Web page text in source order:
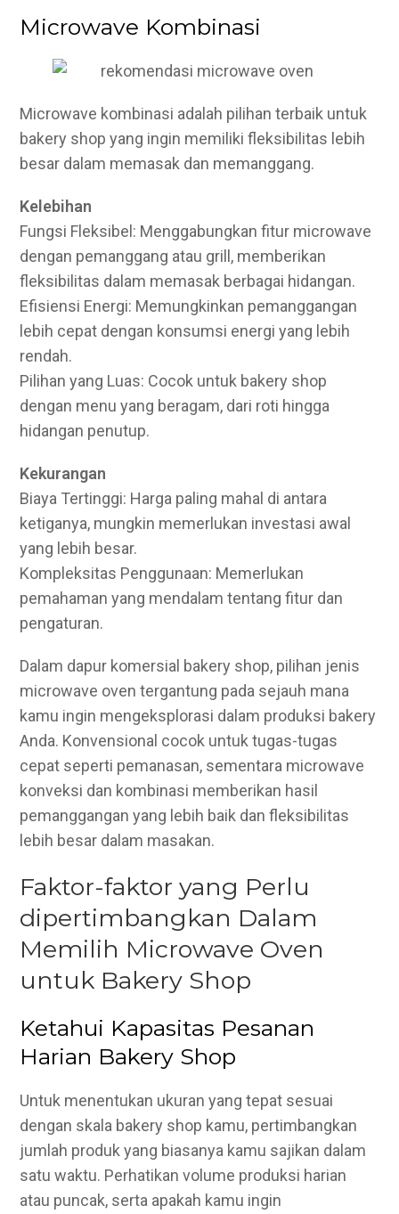
Microwave Kombinasi
Microwave kombinasi adalah pilihan terbaik untuk
bakery shop yang ingin memiliki fleksibilitas lebih
besar dalam memasak dan memanggang.
Kelebihan
Fungsi Fleksibel: Menggabungkan fitur microwave
dengan pemanggang atau grill, memberikan
fleksibilitas dalam memasak berbagai hidangan.
Efisiensi Energi: Memungkinkan pemanggangan
lebih cepat dengan konsumsi energi yang lebih
rendah.
Pilihan yang Luas: Cocok untuk bakery shop
dengan menu yang beragam, dari roti hingga
hidangan penutup.
Kekurangan
Biaya Tertinggi: Harga paling mahal di antara
ketiganya, mungkin memerlukan investasi awal
yang lebih besar.
Kompleksitas Penggunaan: Memerlukan
pemahaman yang mendalam tentang fitur dan
pengaturan.
Dalam dapur komersial bakery shop, pilihan jenis
microwave oven tergantung pada sejauh mana
kamu ingin mengeksplorasi dalam produksi bakery
Anda. Konvensional cocok untuk tugas-tugas
cepat seperti pemanasan, sementara microwave
konveksi dan kombinasi memberikan hasil
pemanggangan yang lebih baik dan fleksibilitas
lebih besar dalam masakan.
Faktor-faktor yang Perlu
dipertimbangkan Dalam
Memilih Microwave Oven
untuk Bakery Shop
Ketahui Kapasitas Pesanan
Harian Bakery Shop
Untuk menentukan ukuran yang tepat sesuai
dengan skala bakery shop kamu, pertimbangkan
jumlah produk yang biasanya kamu sajikan dalam
satu waktu. Perhatikan volume produksi harian
atau puncak, serta apakah kamu ingin